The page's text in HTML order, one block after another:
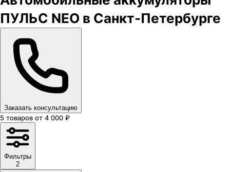
ПУЛЬС NEO в Санкт-Петербурге
Заказать консультацию
5 товаров от 4 000 ₽
Фильтры
2